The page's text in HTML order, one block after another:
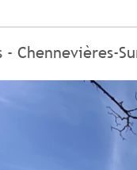
- Chennevières-